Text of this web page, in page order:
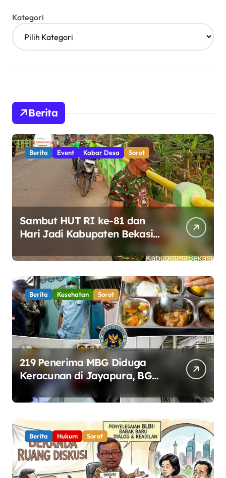
Kategori
Berita
Berita Event Kabar Desa Sorot
Sambut HUT RI ke-81 dan
Hari Jadi Kabupaten Bekasi
ke-76, Pemdes Muara bakti
Gotong Royong Percantik
Jembatan CBL
Berita Kesehatan Sorot
219 Penerima MBG Diduga
Keracunan di Jayapura, BGN
Perketat Pengawasan
Keamanan Pangan
Berita Hukum Sorot